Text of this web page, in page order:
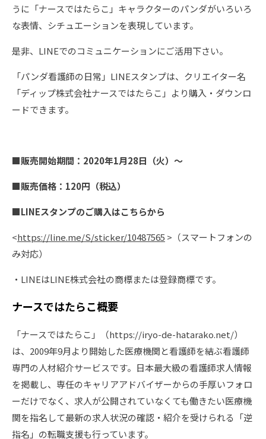
うに「ナースではたらこ」キャラクターのパンダがいろいろ
な表情、シチュエーションを表現しています。
是非、LINEでのコミュニケーションにご活用下さい。
「パンダ看護師の日常」LINEスタンプは、クリエイター名
「ディップ株式会社ナースではたらこ」より購入・ダウンロ
ードできます。
■販売開始期間：2020年1月28日（火）～
■販売価格：120円（税込）
■LINEスタンプのご購入はこちらから
<https://line.me/S/sticker/10487565 >（スマートフォンの
み対応）
・LINEはLINE株式会社の商標または登録商標です。
ナースではたらこ概要
「ナースではたらこ」（https://iryo-de-hatarako.net/）
は、2009年9月より開始した医療機関と看護師を結ぶ看護師
専門の人材紹介サービスです。日本最大級の看護師求人情報
を掲載し、専任のキャリアアドバイザーからの手厚いフォロ
ーだけでなく、求人が公開されていなくても働きたい医療機
関を指名して最新の求人状況の確認・紹介を受けられる「逆
指名」の転職支援も行っています。